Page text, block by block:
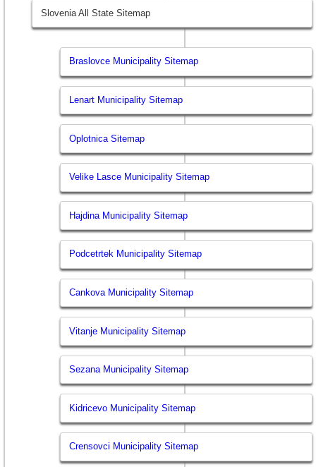
Slovenia All State Sitemap
Braslovce Municipality Sitemap
Lenart Municipality Sitemap
Oplotnica Sitemap
Velike Lasce Municipality Sitemap
Hajdina Municipality Sitemap
Podcetrtek Municipality Sitemap
Cankova Municipality Sitemap
Vitanje Municipality Sitemap
Sezana Municipality Sitemap
Kidricevo Municipality Sitemap
Crensovci Municipality Sitemap